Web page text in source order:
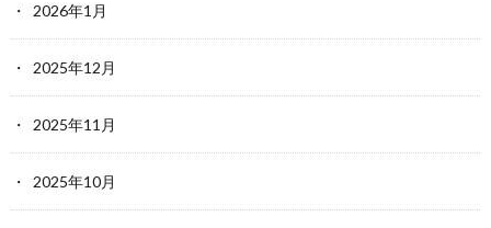
2026年1月
2025年12月
2025年11月
2025年10月